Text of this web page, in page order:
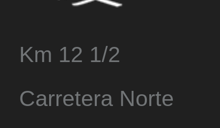
Km 12 1/2
Carretera Norte